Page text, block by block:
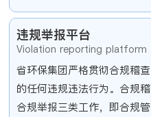
违规举报平台
Violation reporting platform
省环保集团严格贯彻合规稽
的任何违规违法行为。合规
合规举报三类工作，即合规